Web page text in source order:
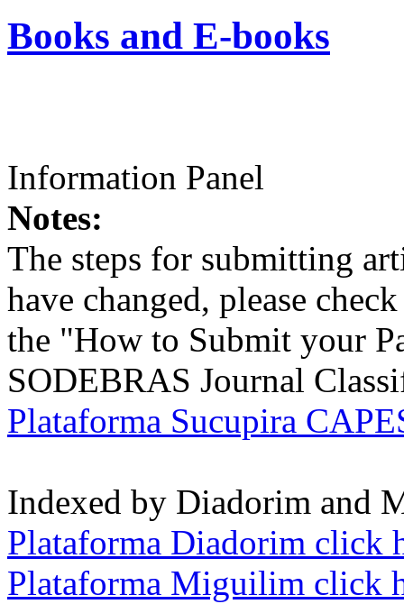
Books and E-books
Information Panel
Notes:
The steps for submitting
have changed, please
the "How to Submit your
SODEBRAS Journal
Plataforma Sucupira
Indexed by Diadorim and
Plataforma Diadorim click
Plataforma Miguilim click